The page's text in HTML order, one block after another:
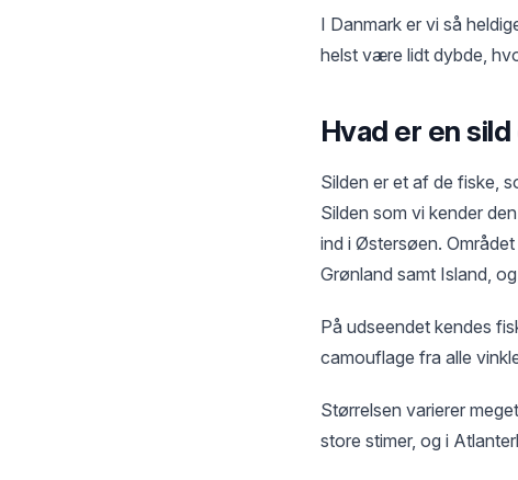
I Danmark er vi så
helst være lidt dybde,
Hvad er en
Silden er et af de fiske,
Silden som vi kender
ind i Østersøen.
Grønland samt Island,
På udseendet kendes
camouflage fra alle
Størrelsen varierer
store stimer, og i